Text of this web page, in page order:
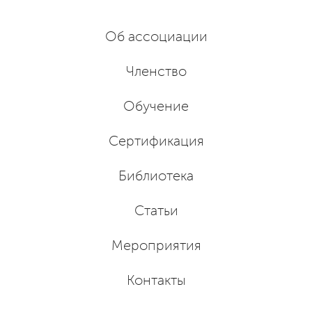
Об ассоциации
Членство
Обучение
Сертификация
Библиотека
Статьи
Мероприятия
Контакты